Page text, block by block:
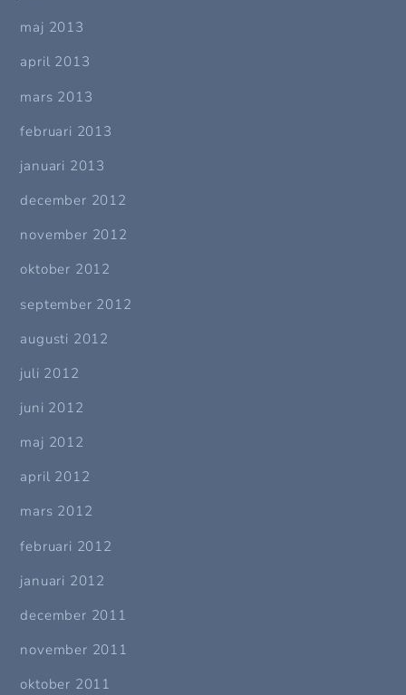
maj 2013
april 2013
mars 2013
februari 2013
januari 2013
december 2012
november 2012
oktober 2012
september 2012
augusti 2012
juli 2012
juni 2012
maj 2012
april 2012
mars 2012
februari 2012
januari 2012
december 2011
november 2011
oktober 2011